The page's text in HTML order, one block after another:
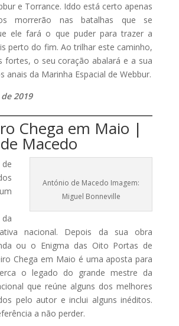
e Torrance. Iddo está certo apenas
morrerão nas batalhas que se
ele fará o que puder para trazer a
perto do fim. Ao trilhar este caminho,
fortes, o seu coração abalará e a sua
anais da Marinha Espacial de Webbur.
2019
Chega em Maio |
Macedo
António de Macedo Imagem:
Miguel Bonneville
nacional. Depois da sua obra
ou o Enigma das Oito Portas de
Chega em Maio é uma aposta para
o legado do grande mestre da
que reúne alguns dos melhores
pelo autor e inclui alguns inéditos.
a não perder.